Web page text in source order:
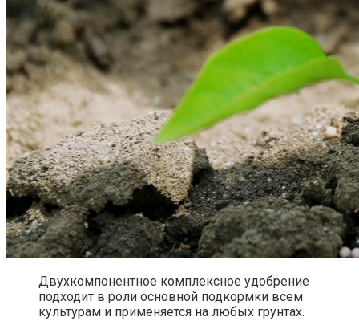
Двухкомпонентное комплексное удобрение
подходит в роли основной подкормки всем
культурам и применяется на любых грунтах.